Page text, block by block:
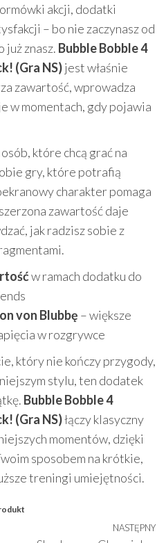
akcji, dodatki
– bo nie zaczynasz od
już znasz. Bubble Bobble 4
(Gra NS)jest właśnie
zawartość, wprowadza
w momentach, gdy pojawia
które chcą grać na
gry, które potrafią
charakter pomaga
zawartość daje
jak radzisz sobie z
w ramach dodatku do
von Blubbę – większe
w rozgrywce
który nie kończy przygody,
stylu, ten dodatek
Bubble Bobble 4
(Gra NS)łączy klasyczny
momentów, dzięki
sposobem na krótkie,
treningi umiejętności.
NASTĘPNY